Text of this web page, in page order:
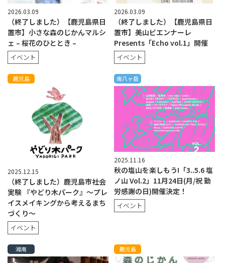
2026.03.09
（終了しました）【鹿児島県日
置市】小さな森のじかんマルシ
ェ – 桜花のひととき –
イベント
2026.03.09
（終了しました）【鹿児島県日
置市】美山ビエンナーレ
Presents「Echo vol.1」開催
イベント
鹿児島
2025.12.15
（終了しました）鹿児島市社会
実験 『やどり木パーク』〜プレ
イスメイキングから考えるまち
づくり〜
イベント
南八ヶ岳
2025.11.16
秋の塩山を楽しもう!「3..5.6 塩
ノ山 Vol.2」11月24日(月/祝 勤
労感謝の日)開催決定！
イベント
湘南 鹿児島